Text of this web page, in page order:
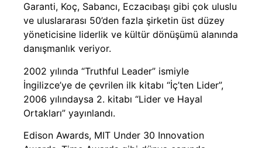
Garanti, Koç, Sabancı, Eczacıbaşı gibi çok uluslu
ve uluslararası 50’den fazla şirketin üst düzey
yöneticisine liderlik ve kültür dönüşümü alanında
danışmanlık veriyor.
2002 yılında “Truthful Leader” ismiyle
İngilizce’ye de çevrilen ilk kitabı “İç’ten Lider”,
2006 yılındaysa 2. kitabı “Lider ve Hayal
Ortakları” yayınlandı.
Edison Awards, MIT Under 30 Innovation